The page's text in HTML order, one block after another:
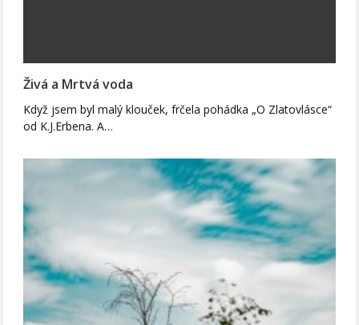
Živá a Mrtvá voda
Když jsem byl malý klouček, frčela pohádka „O Zlatovlásce“
od K.J.Erbena. A…